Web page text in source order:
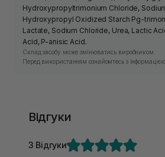
Hydroxypropyltrimonium Chloride,
Hydroxypropyl Oxidized Starch Pg-
Lactate, Sodium Chloride, Urea, Lactic
Acid, P-anisic Acid.
Склад засобу може змінюватись виробником.
Перед використанням ознайомтесь з інформацією
Відгуки
3 Відгуки